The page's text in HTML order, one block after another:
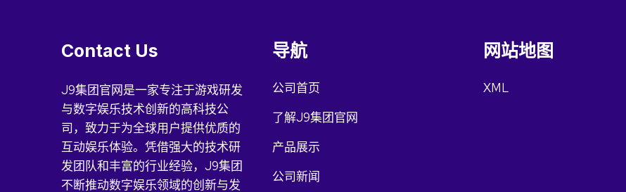
Contact Us
J9集团官网是一家专注于游戏研发
与数字娱乐技术创新的高科技公
司，致力于为全球用户提供优质的
互动娱乐体验。凭借强大的技术研
发团队和丰富的行业经验，J9集团
不断推动数字娱乐领域的创新与发
导航
公司首页
了解J9集团官网
产品展示
公司新闻
网站地图
XML